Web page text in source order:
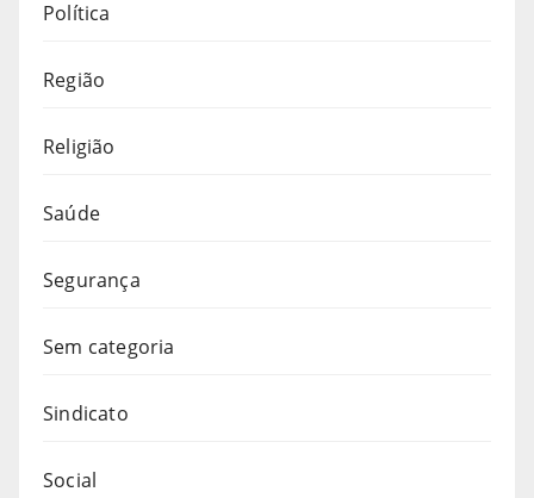
Política
Região
Religião
Saúde
Segurança
Sem categoria
Sindicato
Social